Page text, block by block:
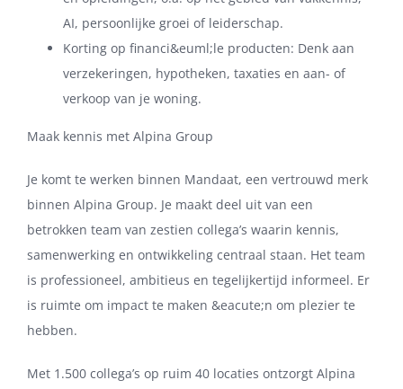
AI, persoonlijke groei of leiderschap.
Korting op financi&euml;le producten: Denk aan
verzekeringen, hypotheken, taxaties en aan- of
verkoop van je woning.
Maak kennis met Alpina Group
Je komt te werken binnen Mandaat, een vertrouwd merk
binnen Alpina Group. Je maakt deel uit van een
betrokken team van zestien collega’s waarin kennis,
samenwerking en ontwikkeling centraal staan. Het team
is professioneel, ambitieus en tegelijkertijd informeel. Er
is ruimte om impact te maken &eacute;n om plezier te
hebben.
Met 1.500 collega’s op ruim 40 locaties ontzorgt Alpina